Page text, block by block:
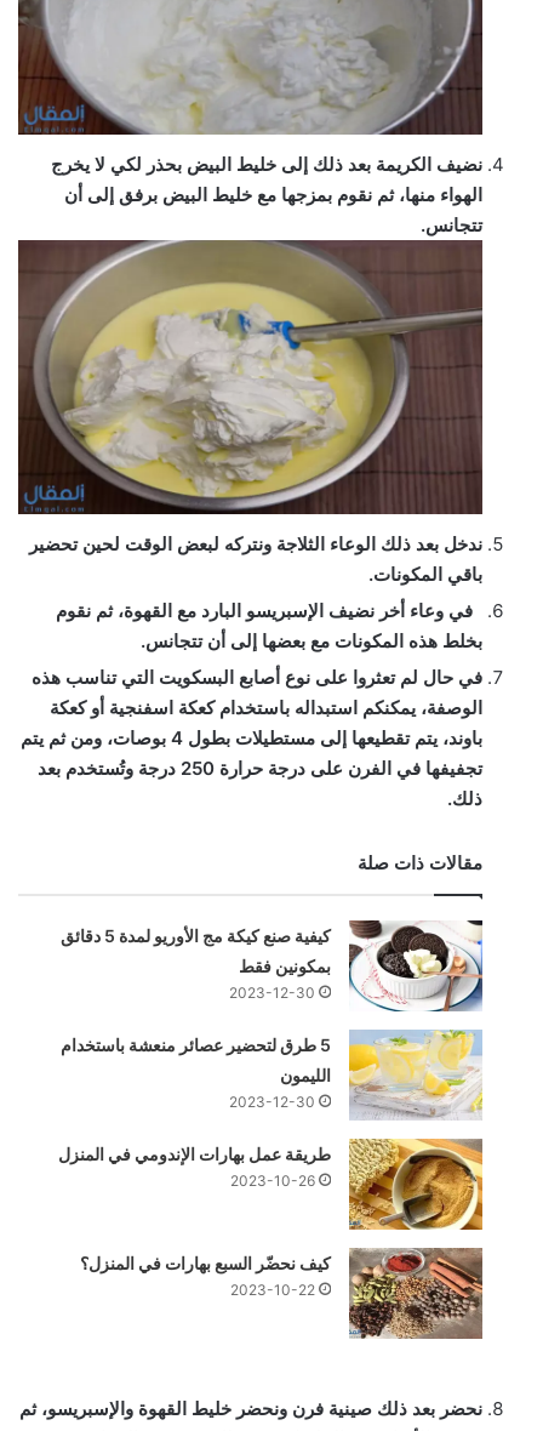
نضيف الكريمة بعد ذلك إلى خليط البيض بحذر لكي لا يخرج
الهواء منها، ثم نقوم بمزجها مع خليط البيض برفق إلى أن
تتجانس.
ندخل بعد ذلك الوعاء الثلاجة ونتركه لبعض الوقت لحين تحضير
باقي المكونات.
في وعاء أخر نضيف الإسبريسو البارد مع القهوة، ثم نقوم
بخلط هذه المكونات مع بعضها إلى أن تتجانس.
في حال لم تعثروا على نوع أصابع البسكويت التي تناسب هذه
الوصفة، يمكنكم استبداله باستخدام كعكة اسفنجية أو كعكة
باوند، يتم تقطيعها إلى مستطيلات بطول 4 بوصات، ومن ثم يتم
تجفيفها في الفرن على درجة حرارة 250 درجة وتُستخدم بعد
ذلك.
مقالات ذات صلة
كيفية صنع كيكة مج الأوريو لمدة 5 دقائق
بمكونين فقط
2023-12-30
5 طرق لتحضير عصائر منعشة باستخدام
الليمون
2023-12-30
طريقة عمل بهارات الإندومي في المنزل
2023-10-26
كيف نحضّر السبع بهارات في المنزل؟
2023-10-22
نحضر بعد ذلك صينية فرن ونحضر خليط القهوة والإسبريسو، ثم